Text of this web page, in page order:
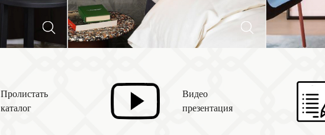
Пролистать
каталог
Видео
презентация